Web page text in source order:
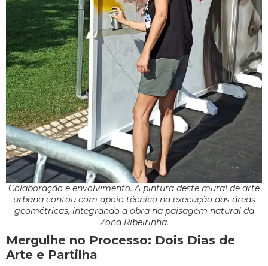
Colaboração e envolvimento. A pintura deste mural de arte
urbana contou com apoio técnico na execução das áreas
geométricas, integrando a obra na paisagem natural da
Zona Ribeirinha.
Mergulhe no Processo: Dois Dias de
Arte e Partilha